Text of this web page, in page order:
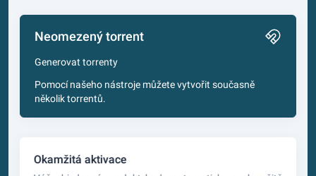
Neomezený torrent
Generovat torrenty
Pomocí našeho nástroje můžete vytvořit současně
několik torrentů.
Okamžitá aktivace